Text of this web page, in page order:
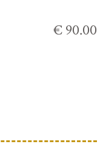
€ 90.00